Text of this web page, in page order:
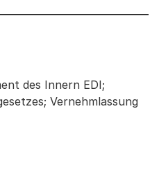
Geschäft
des Innern EDI;
Vernehmlassung